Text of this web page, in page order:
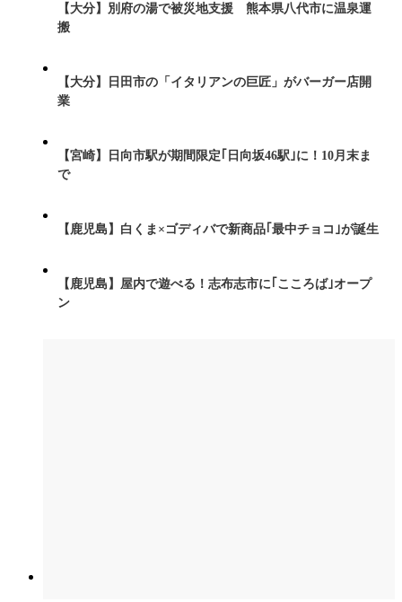
【大分】別府の湯で被災地支援 熊本県八代市に温泉運
搬
【大分】日田市の「イタリアンの巨匠」がバーガー店開
業
【宮崎】日向市駅が期間限定｢日向坂46駅｣に！10月末ま
で
【鹿児島】白くま×ゴディバで新商品｢最中チョコ｣が誕生
【鹿児島】屋内で遊べる！志布志市に｢こころば｣オープ
ン